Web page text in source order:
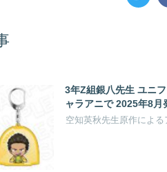
3年Z組銀八先生 ユニ
ャラアニで 2025年8月